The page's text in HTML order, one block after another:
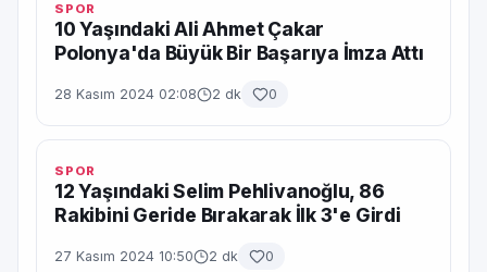
SPOR
10 Yaşındaki Ali Ahmet Çakar
Polonya'da Büyük Bir Başarıya İmza Attı
28 Kasım 2024 02:08 2 dk 0
SPOR
12 Yaşındaki Selim Pehlivanoğlu, 86
Rakibini Geride Bırakarak İlk 3'e Girdi
27 Kasım 2024 10:50 2 dk 0